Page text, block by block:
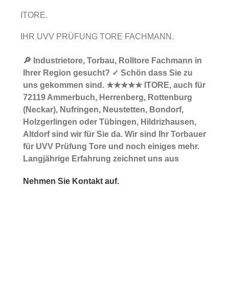
ITORE.
IHR UVV PRÜFUNG TORE FACHMANN.
🔎 Industrietore, Torbau, Rolltore Fachmann in
Ihrer Region gesucht? ✓ Schön dass Sie zu
uns gekommen sind. ★★★★★ ITORE, auch für
72119 Ammerbuch, Herrenberg, Rottenburg
(Neckar), Nufringen, Neustetten, Bondorf,
Holzgerlingen oder Tübingen, Hildrizhausen,
Altdorf sind wir für Sie da. Wir sind Ihr Torbauer
für UVV Prüfung Tore und noch einiges mehr.
Langjährige Erfahrung zeichnet uns aus
Nehmen Sie Kontakt auf.